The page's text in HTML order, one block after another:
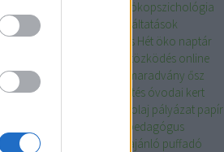
ökopszichológia
ökoszisztéma szolgáltatások
vásárlás
Ökováros Hét öko naptár
öltözködés online
online konferencia ősmaradvány ősz
is zölden
óvodai fejlesztés óvodai kert
pálmaolaj pályázat papír
pedagógus
programajánló puffadó